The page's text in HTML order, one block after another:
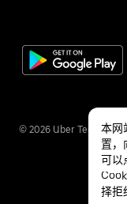
© 2026 Uber
本网
置，
可以
择拒